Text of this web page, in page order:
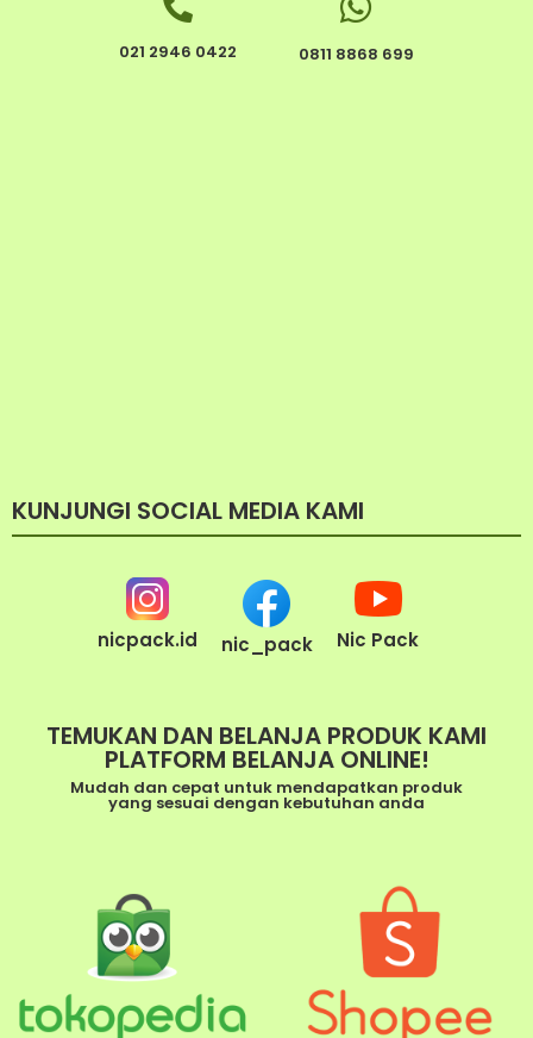
021 2946 0422 0811 8868 699
KUNJUNGI SOCIAL MEDIA KAMI
nicpack.id nic_pack Nic Pack
TEMUKAN DAN BELANJA PRODUK KAMI
PLATFORM BELANJA ONLINE!
Mudah dan cepat untuk mendapatkan produk
yang sesuai dengan kebutuhan anda